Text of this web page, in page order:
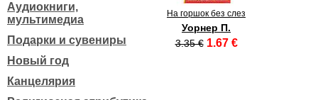
Аудиокниги,
мультимедиа
Подарки и сувениры
Новый год
Канцелярия
На горшок без слез
Уорнер П.
3.35 € 1.67 €